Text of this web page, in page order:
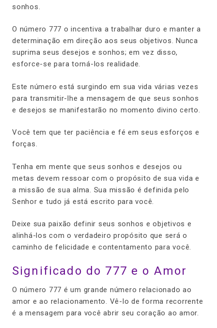
sonhos.
O número 777 o incentiva a trabalhar duro e manter a
determinação em direção aos seus objetivos. Nunca
suprima seus desejos e sonhos; em vez disso,
esforce-se para torná-los realidade.
Este número está surgindo em sua vida várias vezes
para transmitir-lhe a mensagem de que seus sonhos
e desejos se manifestarão no momento divino certo.
Você tem que ter paciência e fé em seus esforços e
forças.
Tenha em mente que seus sonhos e desejos ou
metas devem ressoar com o propósito de sua vida e
a missão de sua alma. Sua missão é definida pelo
Senhor e tudo já está escrito para você.
Deixe sua paixão definir seus sonhos e objetivos e
alinhá-los com o verdadeiro propósito que será o
caminho de felicidade e contentamento para você.
Significado do 777 e o Amor
O número 777 é um grande número relacionado ao
amor e ao relacionamento. Vê-lo de forma recorrente
é a mensagem para você abrir seu coração ao amor.